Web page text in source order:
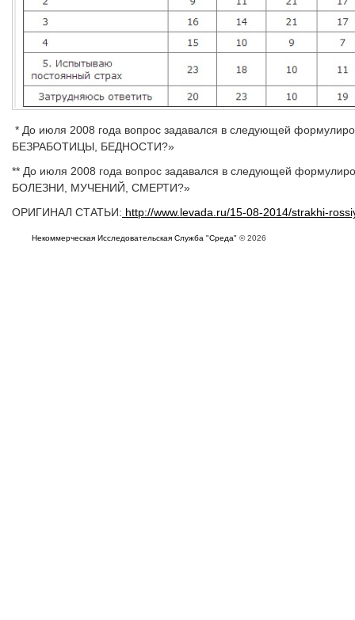
* До июля 2008 года вопрос задавался в следующей
БЕЗРАБОТИЦЫ, БЕДНОСТИ?»
** До июля 2008 года вопрос задавался в следующей
БОЛЕЗНИ, МУЧЕНИЙ, СМЕРТИ?»
ОРИГИНАЛ СТАТЬИ: http://www.levada.ru/15-08-2014/strakhi-
Некоммерческая Исследовательская Служба "Среда" © 2026